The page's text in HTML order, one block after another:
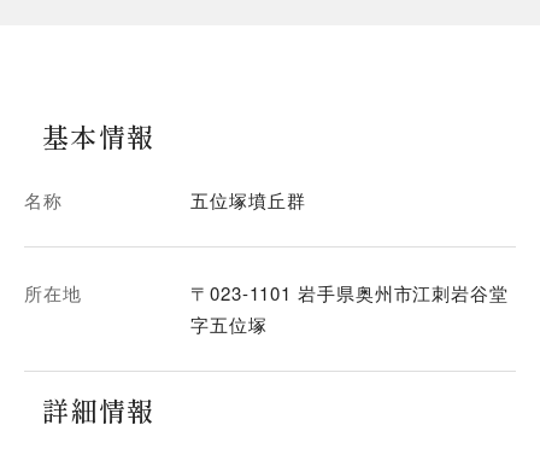
基本情報
名称 五位塚墳丘群
所在地
〒023-1101 岩手県奥州市江刺岩谷堂
字五位塚
詳細情報